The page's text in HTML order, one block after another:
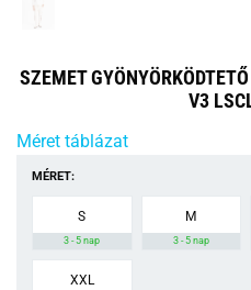
SZEMET
V3
Méret táblázat
MÉRET:
S
3 - 5 nap
M
3 - 5 nap
XXL